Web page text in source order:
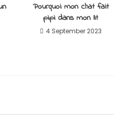
Pourquoi mon chat fait
pipi dans mon lit
4 September 2023